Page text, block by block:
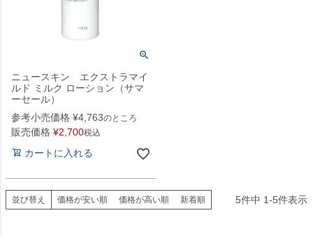
ニュースキン エクストラマイ
ルド ミルク ローション（サマ
ーセール）
参考小売価格 ¥4,763のところ
販売価格 ¥2,700税込
カートに入れる
並び替え 価格が安い順 価格が高い順 新着順 5件中 1-5件表示